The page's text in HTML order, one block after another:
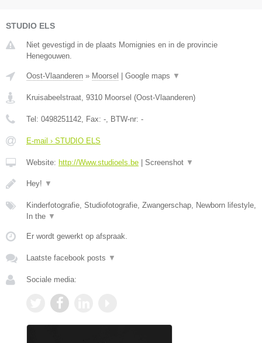
STUDIO ELS
Niet gevestigd in de plaats Momignies en in de provincie
Henegouwen.
Oost-Vlaanderen » Moorsel Google maps ▼
Kruisabeelstraat 9310 Moorsel (Oost-Vlaanderen)
Tel: 0498251142 , Fax: - , BTW-nr: -
E-mail › STUDIO ELS
Website: http://Www.studioels.be Screenshot ▼
Hey! ▼
Kinderfotografie, Studiofotografie, Zwangerschap, Newborn lifestyle,
In the ▼
Er wordt gewerkt op afspraak.
Laatste facebook posts ▼
Sociale media: